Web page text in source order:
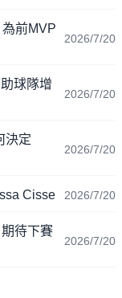
前MVP
2026/7/20
球隊增
2026/7/20
決定
2026/7/20
Cisse 2026/7/20
待下賽
2026/7/20